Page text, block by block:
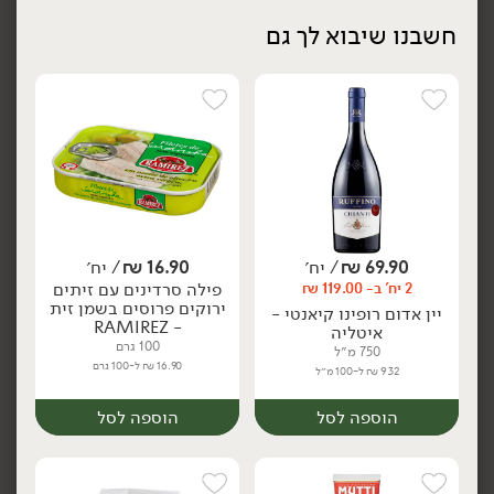
הוספה לסל
יח׳ יח׳
21.90
₪/ יח׳
פפרדלה - 'DE CECCO'
500 גרם
הוספה לסל
21.90
₪/ יח׳
קאפלי ד'אנג'לו - 'DE
CECCO'
500 גרם
4.38 ₪ ל-100 גרם
הוספה לסל
חשבנו שיבוא לך גם
69.90
₪/ יח׳
2 יח' ב- 119.00 ₪
יין אדום רופינו קיאנטי -
איטליה
750 מ״ל
9.32 ₪ ל-100 מ״ל
הוספה לסל
16.90
₪/ יח׳
פילה סרדינים עם זיתים
ירוקים פרוסים בשמן זית
- RAMIREZ
100 גרם
16.90 ₪ ל-100 גרם
הוספה לסל